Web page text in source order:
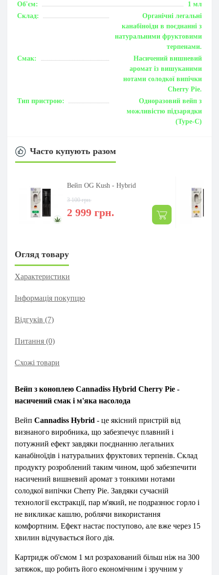
Об'єм:
1 мл
Склад:
Органічні легальні
канабіноїди в поєднанні з
натуральними фруктовими
терпенами.
Смак:
Насичений вишневий
аромат із вишуканими
нотами солодкої випічки
Cherry Pie.
Тип пристрою:
Одноразовий вейп з
можливістю підзарядки
(Type-C)
Часто купують разом
Вейп OG Kush - Hybrid
3 100 грн.
2 999 грн.
Огляд товару
Характеристики
Інформація покупцю
Відгуків (7)
Питання (0)
Схожі товари
Вейп з коноплею Cannadiss Hybrid Cherry Pie -
насичений смак і м'яка насолода
Вейп Cannadiss Hybrid - це якісний пристрій від
визнаного виробника, що забезпечує плавний і
потужний ефект завдяки поєднанню легальних
канабіноїдів і натуральних фруктових терпенів. Склад
продукту розроблений таким чином, щоб забезпечити
насичений вишневий аромат з тонкими нотами
солодкої випічки Cherry Pie. Завдяки сучасній
технології екстракції, пар м'який, не подразнює горло і
не викликає кашлю, роблячи використання
комфортним. Ефект настає поступово, але вже через 15
хвилин відчувається його дія.
Картридж об'ємом 1 мл розрахований більш ніж на 300
затяжок, що робить його економічним і зручним у